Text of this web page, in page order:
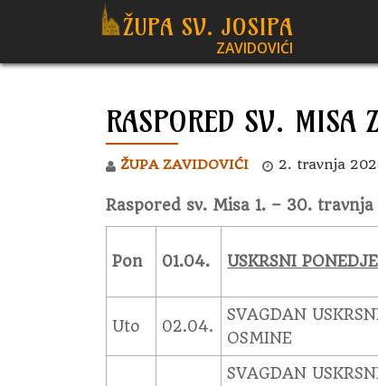
to
ŽUPA SV. JOSIPA
ZAVIDOVIĆI
RASPORED SV. MISA
ŽUPA ZAVIDOVIĆI 2. travnja
Raspored sv. Misa 1. – 30.
Pon 01.04. USKRSNI
Uto 02.04.
SVAGDAN
OSMINE
SVAGDAN